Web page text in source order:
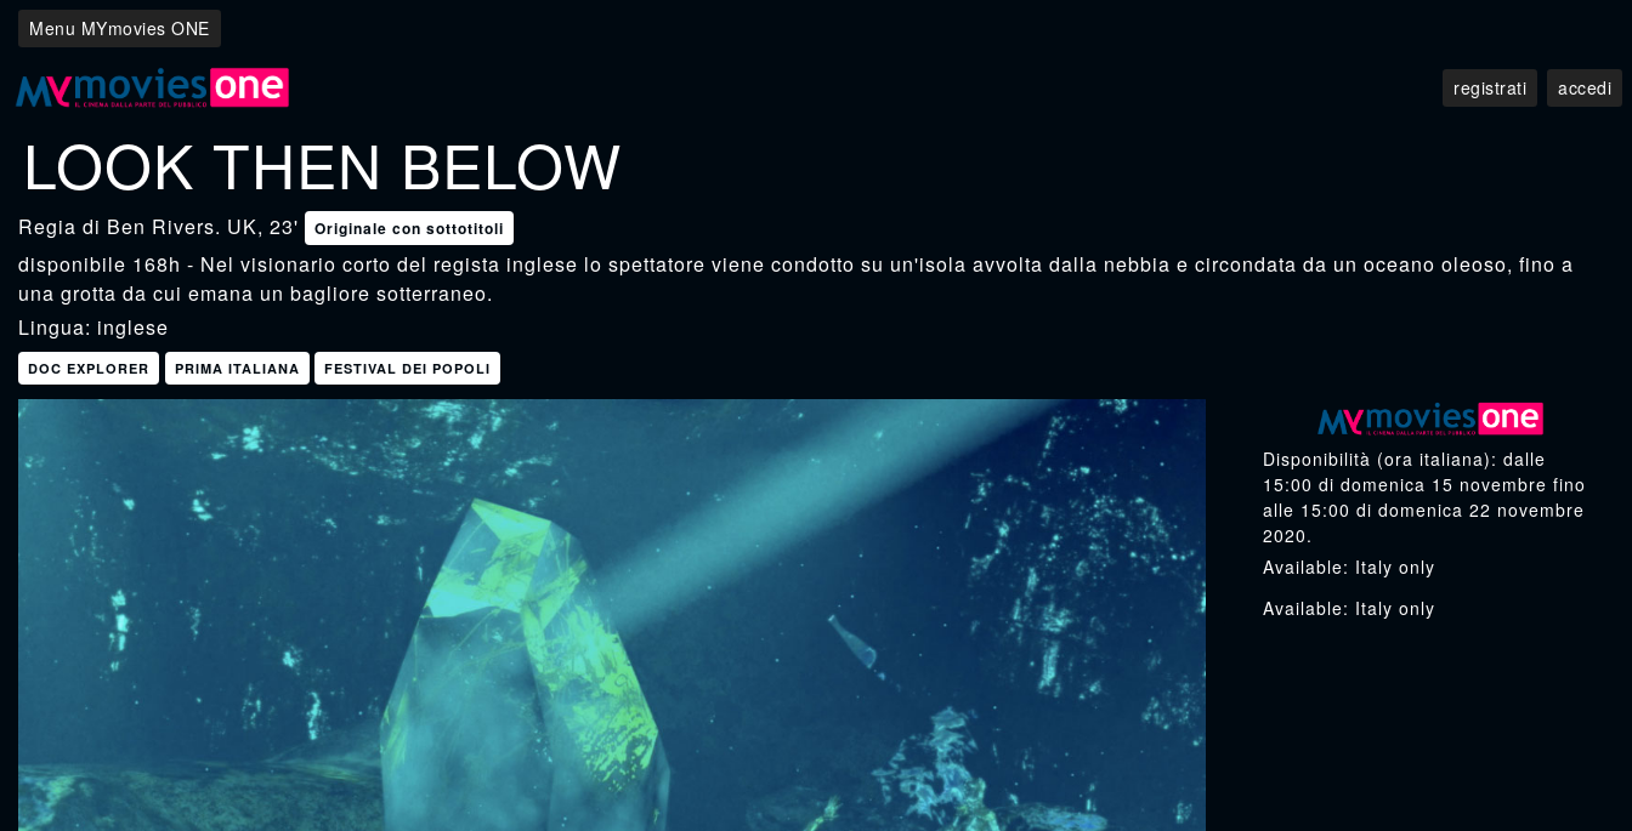
Menu MYmovies ONE
LOOK THEN BELOW
Ben Rivers. UK, 23' Originale con sottotitoli
disponibile 168h - Nel visionario corto del regista inglese lo spettatore viene condotto su un'isola avvolta dalla nebbia e circondata da un oceano oleoso, fino a
una grotta da cui emana un bagliore sotterraneo.
Lingua: inglese
DOC EXPLORER PRIMA ITALIANA FESTIVAL DEI POPOLI
Disponibilità (ora italiana): dalle
15:00 di domenica 15 novembre fino
alle 15:00 di domenica 22 novembre
2020.
Italy only
Italy only